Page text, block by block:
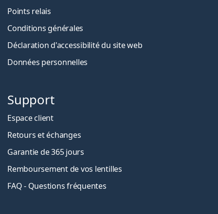
Points relais
Conditions générales
Déclaration d'accessibilité du site web
Données personnelles
Support
Espace client
Retours et échanges
Garantie de 365 jours
Remboursement de vos lentilles
FAQ - Questions fréquentes